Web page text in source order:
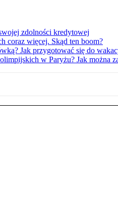
zdolności kredytowej
coraz więcej. Skąd ten boom?
Jak przygotować się do
w Paryżu? Jak można